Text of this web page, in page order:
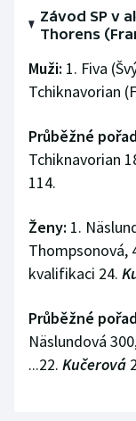
Olympijské hry
Plavání
Plážový volejbal
Ragby
Rychlobruslení
Rychlostní
Short track
Sportovní střelba
Závod SP v
Thorens
Muži: 1. Fiva
Tchiknavorian
Průběžné
Tchiknavorian
114.
Ženy: 1.
Thompsonová,
kvalifikaci 24.
Průběžné
Näslundová
...22. Kučerová